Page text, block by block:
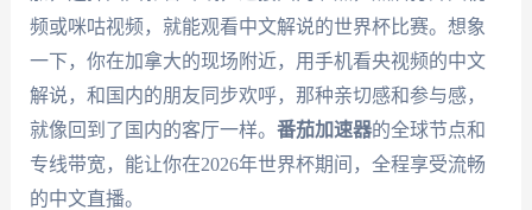
频或咪咕视频，就能观看中文解说的世界杯比赛。想象
一下，你在加拿大的现场附近，用手机看央视频的中文
解说，和国内的朋友同步欢呼，那种亲切感和参与感，
就像回到了国内的客厅一样。 番茄加速器的全球节点和
专线带宽，能让你在2026年世界杯期间，全程享受流畅
的中文直播。